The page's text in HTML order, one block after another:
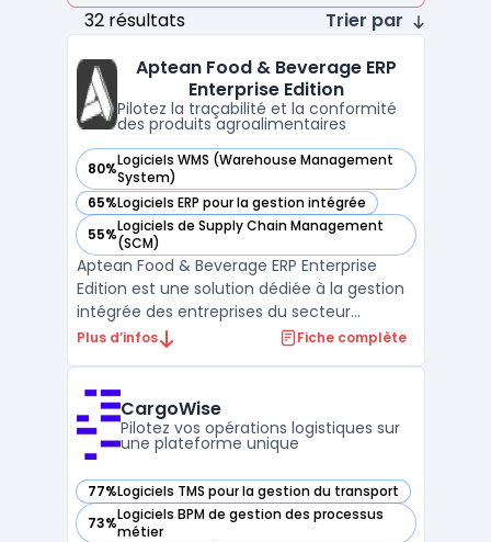
32 résultats
Trier par
Aptean Food & Beverage ERP
Enterprise Edition
Pilotez la traçabilité et la conformité
des produits agroalimentaires
80%Logiciels WMS (Warehouse Management
System)
— voir Aptean Food & Beverage ERP Enterprise Edition
65%Logiciels ERP pour la gestion intégrée
— voir Aptean Food & Beverage ERP Enterprise Edition
55%Logiciels de Supply Chain Management
(SCM)
— voir Aptean Food & Beverage ERP Enterprise Edition
Aptean Food & Beverage ERP Enterprise
Edition est une solution dédiée à la gestion
intégrée des entreprises du secteur
agroalimentaire, notamment celles
fabricants, producteurs et distributeurs
opérant sur plusieurs sites ou marché ...
Plus d’infos Fiche complète
CargoWise
Pilotez vos opérations logistiques sur
une plateforme unique
77%Logiciels TMS pour la gestion du transport
— voir CargoWise dans cette catégorie
73%Logiciels BPM de gestion des processus
métier
— voir CargoWise dans cette catégorie